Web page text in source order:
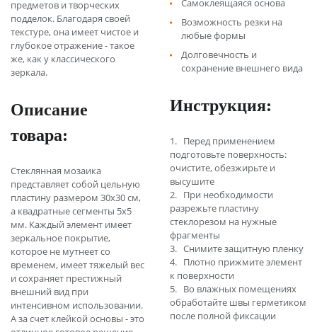
предметов и творческих
подделок. Благодаря своей
текстуре, она имеет чистое и
глубокое отражение - такое
же, как у классического
зеркала.
Описание
товара:
Стеклянная мозаика
представляет собой цельную
пластину размером 30х30 см,
а квадратные сегменты 5х5
мм. Каждый элемент имеет
зеркальное покрытие,
которое не мутнеет со
временем, имеет тяжелый вес
и сохраняет престижный
внешний вид при
интенсивном использовании.
А за счет клейкой основы - это
Самоклеящаяся основа
Возможность резки на
любые формы
Долговечность и
сохранение внешнего вида
Инструкция:
1. Перед применением
подготовьте поверхность:
очистите, обезжирьте и
высушите
2. При необходимости
разрежьте пластину
стеклорезом на нужные
фрагменты
3. Снимите защитную пленку
4. Плотно прижмите элемент
к поверхности
5. Во влажных помещениях
обработайте швы герметиком
после полной фиксации